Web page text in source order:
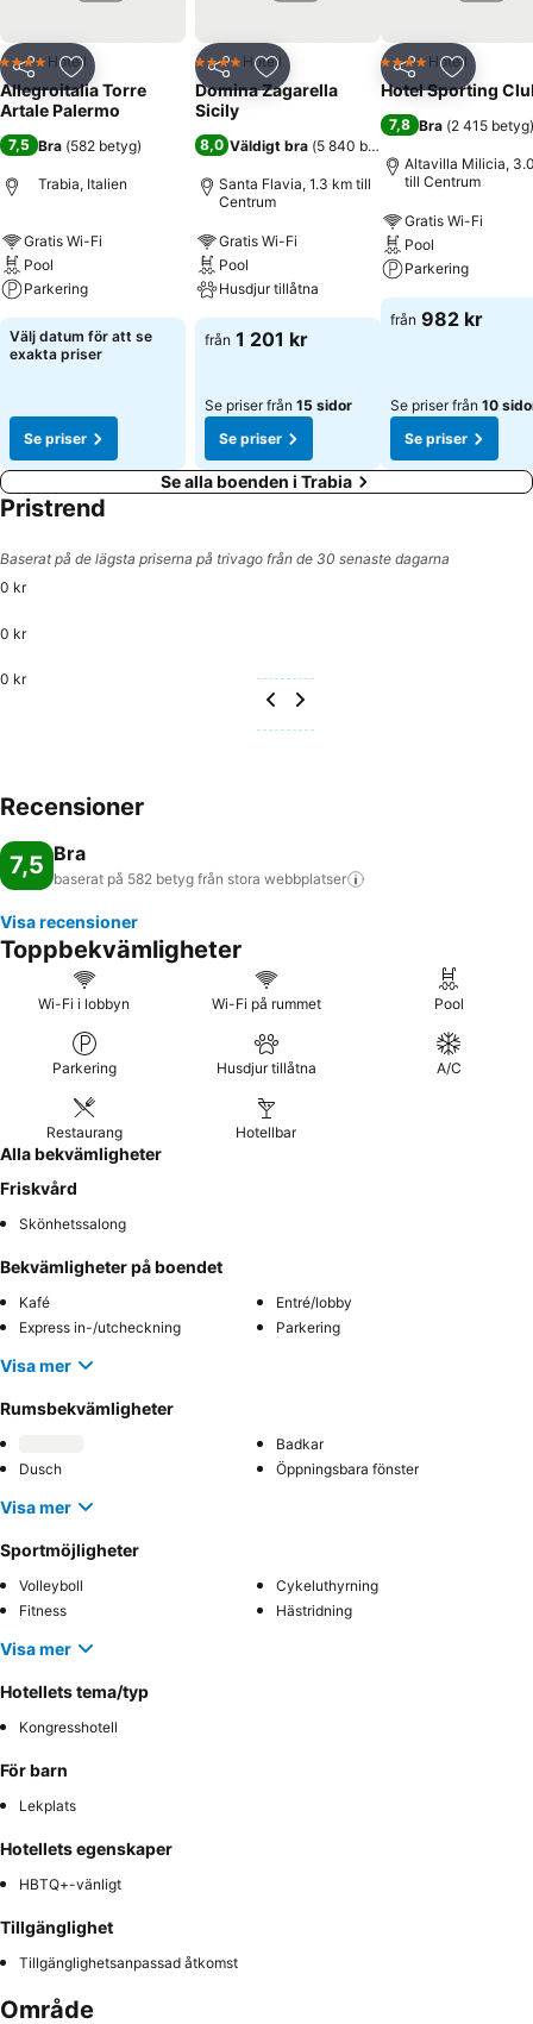
Dela Lägg till i Mina Favoriter
4 StjärnorHotell
Allegroitalia Torre
Artale Palermo
7,5 Bra (582 betyg)
Trabia, Italien
Gratis Wi-Fi
Pool
Parkering
Välj datum för att se
exakta priser
Se priser
Dela Lägg till i Mina Favoriter
4 StjärnorHotell
Domina Zagarella
Sicily
8,0 Väldigt bra (5 840 betyg
Santa Flavia, 1.3 km till
Centrum
Gratis Wi-Fi
Pool
Husdjur tillåtna
från 1 201 kr
Se priser från 15 sidor
Se priser
Dela Lägg till
4 StjärnorHotell
Hotel Sporting
7,8 Bra (2 415 betyg)
Altavilla Milicia,
till Centrum
Gratis Wi-Fi
Pool
Parkering
från 982 kr
Se priser från 10
Se priser
Se alla boenden i Trabia
Pristrend
Baserat på de lägsta priserna på trivago från de 30 senaste dagarna
0 kr
0 kr
0 kr
Recensioner
7,5 Bra
baserat på 582 betyg från stora webbplatser
Visa recensioner
Toppbekvämligheter
Wi-Fi i lobbyn Wi-Fi på rummet Pool
Parkering Husdjur tillåtna A/C
Restaurang Hotellbar
Alla bekvämligheter
Friskvård
Skönhetssalong
Bekvämligheter på boendet
Kafé
Entré/lobby
Express in-/utcheckning
Parkering
Visa mer
Rumsbekvämligheter
Badkar
Dusch
Öppningsbara fönster
Visa mer
Sportmöjligheter
Volleyboll
Cykeluthyrning
Fitness
Hästridning
Visa mer
Hotellets tema/typ
Kongresshotell
För barn
Lekplats
Hotellets egenskaper
HBTQ+-vänligt
Tillgänglighet
Tillgänglighetsanpassad åtkomst
Område